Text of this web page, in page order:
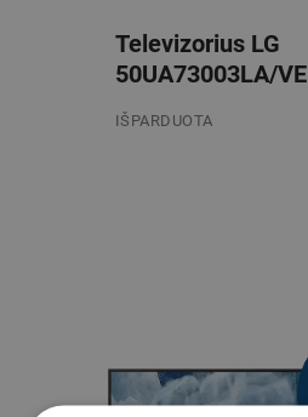
Televizorius LG
50UA73003LA/VE
IŠPARDUOTA